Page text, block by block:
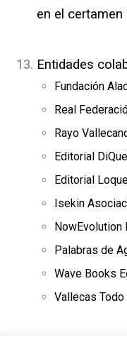
en el
Entidades
Fundación
Real
Rayo
Editorial
Editorial
Isekin
NowEvolution
Palabras de
Wave Books
Vallecas Todo